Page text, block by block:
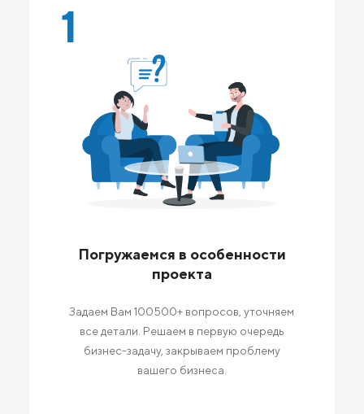
1
Погружаемся в особенности
проекта
Задаем Вам 100500+ вопросов, уточняем
все детали. Решаем в первую очередь
бизнес-задачу, закрываем проблему
вашего бизнеса.